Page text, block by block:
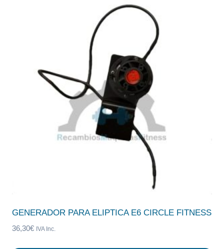
GENERADOR PARA ELIPTICA E6 CIRCLE FITNESS
36,30€ IVA Inc.